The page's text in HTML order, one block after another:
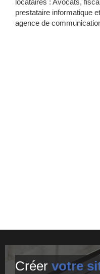
prestataire informatique
agence de
Créer votre